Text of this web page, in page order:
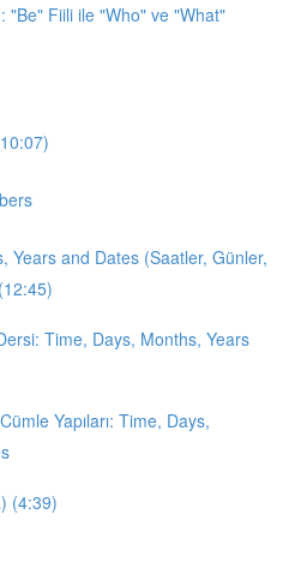
"Be" Fiili ile "Who" ve "What"
Years and Dates (Saatler, Günler,
Time, Days, Months, Years
Yapıları: Time, Days,
(4:39)